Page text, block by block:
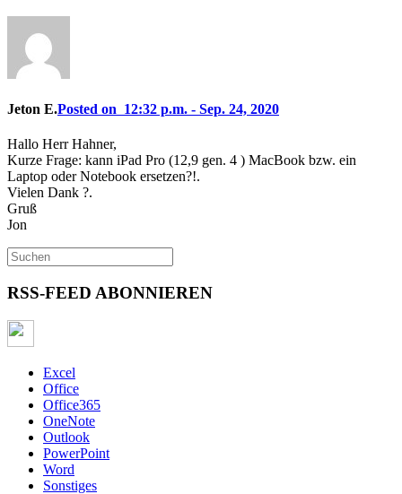
Jeton E.Posted on 12:32 p.m. - Sep. 24, 2020
Hallo Herr Hahner,
Kurze Frage: kann iPad Pro (12,9 gen. 4 ) MacBook bzw. ein
Laptop oder Notebook ersetzen?!.
Vielen Dank ?.
Gruß
Jon
RSS-FEED ABONNIEREN
Excel
Office
Office365
OneNote
Outlook
PowerPoint
Word
Sonstiges